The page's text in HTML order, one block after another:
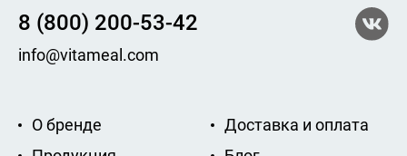
8 (800) 200-53-42
info@vitameal.com
О бренде
Доставка и оплата